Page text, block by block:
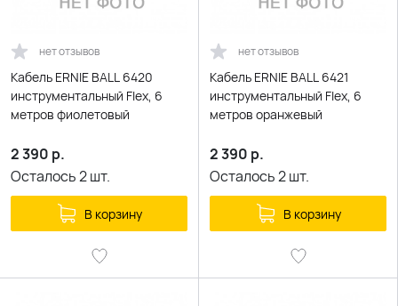
нет отзывов
Кабель ERNIE BALL 6420
инструментальный Flex, 6
метров фиолетовый
2 390 р.
Осталось2шт.
В корзину
нет отзывов
Кабель ERNIE BALL 6421
инструментальный Flex, 6
метров оранжевый
2 390 р.
Осталось2шт.
В корзину